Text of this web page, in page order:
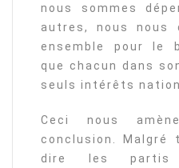
nous sommes
autres, nous nous
ensemble pour le
que chacun dans
seuls intérêts
Ceci nous
conclusion. Malgré
dire les partis